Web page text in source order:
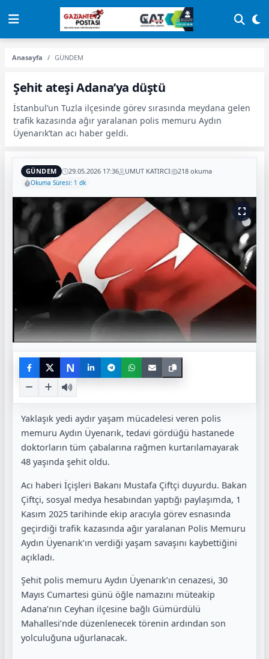
Anasayfa GÜNDEM
Şehit ateşi Adana’ya düştü
İstanbul’un Tuzla ilçesinde görev sırasında meydana gelen
trafik kazasında ağır yaralanan polis memuru Aydın
Üyenarık’tan acı haber geldi.
GÜNDEM 29.05.2026 17:36 UMUT KATIRCI 218 okuma
Okuma Süresi: 1 dk
N
Yaklaşık yedi aydır yaşam mücadelesi veren polis
memuru Aydın Üyenarık, tedavi gördüğü hastanede
doktorların tüm çabalarına rağmen kurtarılamayarak
48 yaşında şehit oldu.
Acı haberi İçişleri Bakanı Mustafa Çiftçi duyurdu. Bakan
Çiftçi, sosyal medya hesabından yaptığı paylaşımda, 1
Kasım 2025 tarihinde ekip aracıyla görev esnasında
geçirdiği trafik kazasında ağır yaralanan Polis Memuru
Aydın Üyenarık’ın verdiği yaşam savaşını kaybettiğini
açıkladı.
Şehit polis memuru Aydın Üyenarık’ın cenazesi, 30
Mayıs Cumartesi günü öğle namazını müteakip
Adana’nın Ceyhan ilçesine bağlı Gümürdülü
Mahallesi’nde düzenlenecek törenin ardından son
yolculuğuna uğurlanacak.